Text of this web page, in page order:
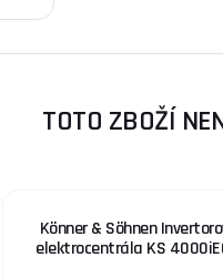
TOTO ZBOŽÍ
Könner & Söhnen
elektrocentrála KS